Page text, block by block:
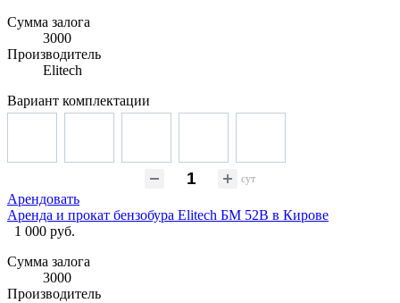
Сумма залога
3000
Производитель
Elitech
Вариант комплектации
сут
Арендовать
Аренда и прокат бензобура Elitech БМ 52В в Кирове
1 000 руб.
Сумма залога
3000
Производитель